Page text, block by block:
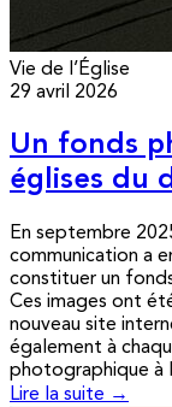
Vie de l’Église
29 avril 2026
Un fonds
églises du
En septembre
communication a
constituer un
Ces images ont
nouveau site
également à
photographique à
Lire la suite →